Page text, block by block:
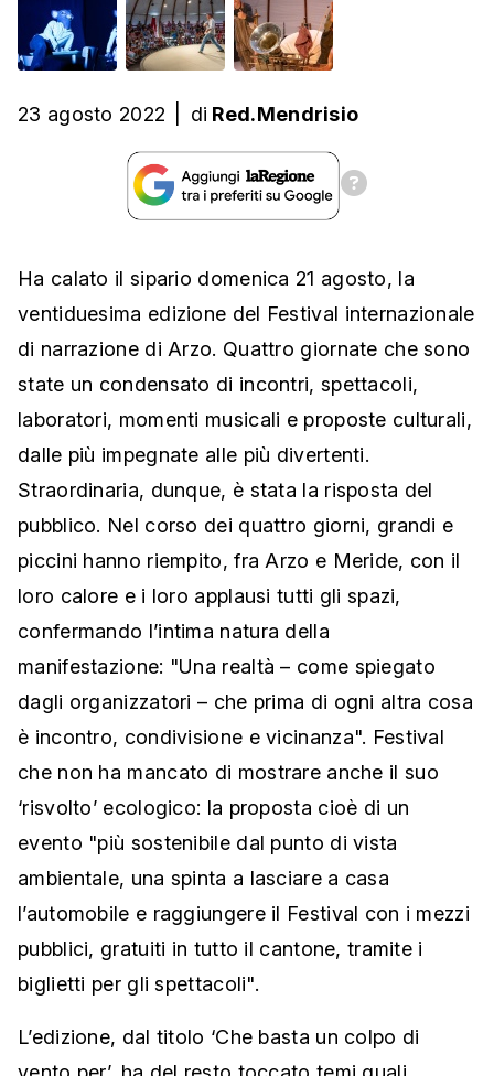
23 agosto 2022 di Red.Mendrisio
Ha calato il sipario domenica 21 agosto, la
ventiduesima edizione del Festival internazionale
di narrazione di Arzo. Quattro giornate che sono
state un condensato di incontri, spettacoli,
laboratori, momenti musicali e proposte culturali,
dalle più impegnate alle più divertenti.
Straordinaria, dunque, è stata la risposta del
pubblico. Nel corso dei quattro giorni, grandi e
piccini hanno riempito, fra Arzo e Meride, con il
loro calore e i loro applausi tutti gli spazi,
confermando l’intima natura della
manifestazione: "Una realtà – come spiegato
dagli organizzatori – che prima di ogni altra cosa
è incontro, condivisione e vicinanza". Festival
che non ha mancato di mostrare anche il suo
‘risvolto’ ecologico: la proposta cioè di un
evento "più sostenibile dal punto di vista
ambientale, una spinta a lasciare a casa
l’automobile e raggiungere il Festival con i mezzi
pubblici, gratuiti in tutto il cantone, tramite i
biglietti per gli spettacoli".
L’edizione, dal titolo ‘Che basta un colpo di